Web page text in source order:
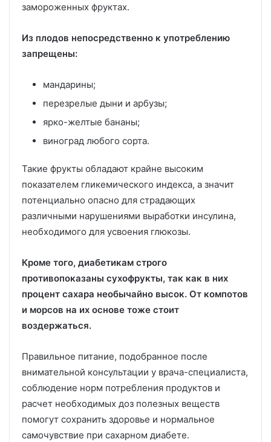
замороженных фруктах.
Из плодов непосредственно к употреблению
запрещены:
мандарины;
перезрелые дыни и арбузы;
ярко-желтые бананы;
виноград любого сорта.
Такие фрукты обладают крайне высоким
показателем гликемического индекса, а значит
потенциально опасно для страдающих
различными нарушениями выработки инсулина,
необходимого для усвоения глюкозы.
Кроме того, диабетикам строго
противопоказаны сухофрукты, так как в них
процент сахара необычайно высок. От компотов
и морсов на их основе тоже стоит
воздержаться.
Правильное питание, подобранное после
внимательной консультации у врача-специалиста,
соблюдение норм потребления продуктов и
расчет необходимых доз полезных веществ
помогут сохранить здоровье и нормальное
самочувствие при сахарном диабете.